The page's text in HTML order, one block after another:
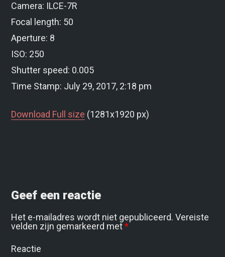
Camera: ILCE-7R
Focal length: 50
Aperture: 8
ISO: 250
Shutter speed: 0.005
Time Stamp: July 29, 2017, 2:18 pm
Download Full size (1281x1920 px)
Geef een reactie
Het e-mailadres wordt niet gepubliceerd. Vereiste
velden zijn gemarkeerd met*
Reactie